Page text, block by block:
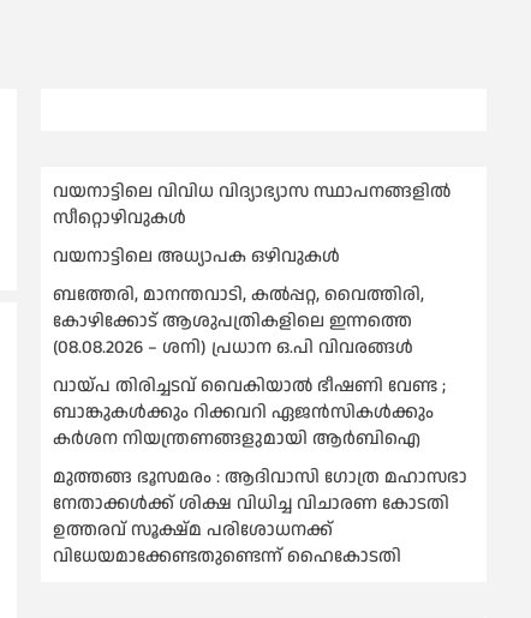
വയനാട്ടിലെ വിവിധ വിദ്യാഭ്യാസ സ്ഥാപനങ്ങളിൽ
സീറ്റൊഴിവുകൾ
വയനാട്ടിലെ അധ്യാപക ഒഴിവുകൾ
ബത്തേരി, മാനന്തവാടി, കൽപ്പറ്റ, വൈത്തിരി,
കോഴിക്കോട് ആശുപത്രികളിലെ ഇന്നത്തെ
(08.08.2026 – ശനി) പ്രധാന ഒ.പി വിവരങ്ങൾ
വായ്പ തിരിച്ചടവ് വൈകിയാല്‍ ഭീഷണി വേണ്ട ;
ബാങ്കുകള്‍ക്കും റിക്കവറി ഏജൻസികള്‍ക്കും
കര്‍ശന നിയന്ത്രണങ്ങളുമായി ആര്‍ബിഐ
മുത്തങ്ങ ഭൂസമരം : ആദിവാസി ഗോത്ര മഹാസഭാ
നേതാക്കള്‍ക്ക് ശിക്ഷ വിധിച്ച വിചാരണ കോടതി
ഉത്തരവ് സൂക്ഷ്മ പരിശോധനക്ക്
വിധേയമാക്കേണ്ടതുണ്ടെന്ന് ഹൈകോടതി